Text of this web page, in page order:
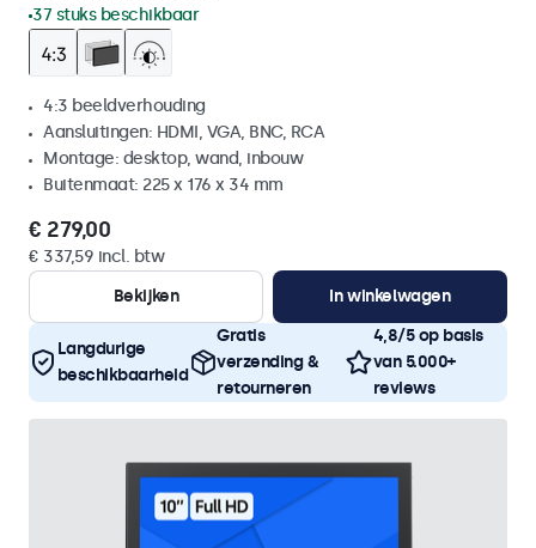
37 stuks beschikbaar
4:3 beeldverhouding
Aansluitingen: HDMI, VGA, BNC, RCA
Montage: desktop, wand, inbouw
Buitenmaat: 225 x 176 x 34 mm
€ 279,00
€ 337,59 incl. btw
Bekijken
In winkelwagen
Langdurige
beschikbaarheid
Gratis
verzending &
retourneren
4,8/5 op basis
van 5.000+
reviews